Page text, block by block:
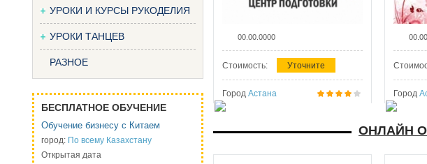
УРОКИ И КУРСЫ РУКОДЕЛИЯ
УРОКИ ТАНЦЕВ
РАЗНОЕ
БЕСПЛАТНОЕ ОБУЧЕНИЕ
Обучение бизнесу с Китаем
город: По всему Казахстану
Открытая дата
00.00.0000
Стоимость: Уточните
Город Астана Город
ОНЛАЙН